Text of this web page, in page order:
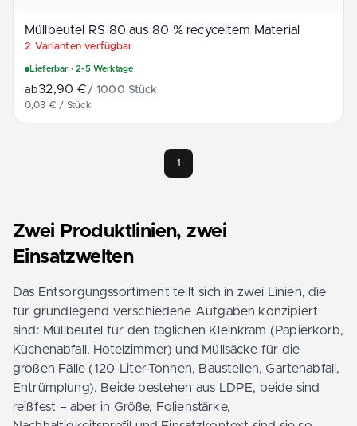
Müllbeutel R­S 80 aus 80 % recyceltem Material
2 Varianten verfügbar
Lieferbar · 2-5 Werktage
ab32,90 € / 1000 Stück
0,03 € / Stück
1
Zwei Produktlinien, zwei
Einsatzwelten
Das Entsorgungssortiment teilt sich in zwei Linien, die
für grundlegend verschiedene Aufgaben konzipiert
sind: Müllbeutel für den täglichen Kleinkram (Papierkorb,
Küchenabfall, Hotelzimmer) und Müllsäcke für die
großen Fälle (120-Liter-Tonnen, Baustellen, Gartenabfall,
Entrümplung). Beide bestehen aus LDPE, beide sind
reißfest – aber in Größe, Folienstärke,